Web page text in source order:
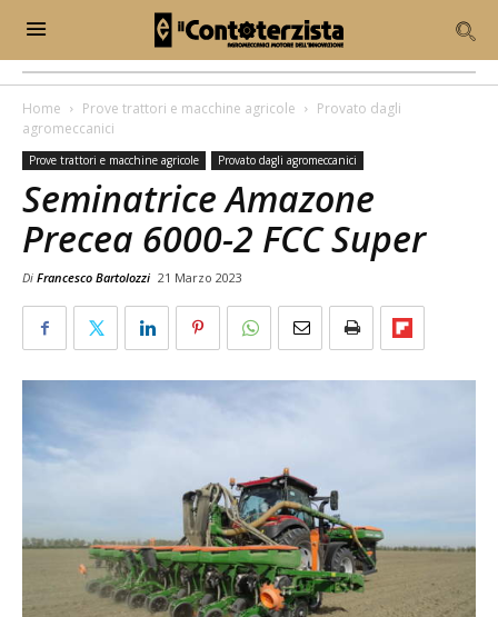
Home Prove trattori e macchine agricole
Provato dagli
agromeccanici
Prove trattori e macchine agricole Provato dagli agromeccanici
Seminatrice Amazone
Precea 6000-2 FCC Super
Di Francesco Bartolozzi 21 Marzo 2023